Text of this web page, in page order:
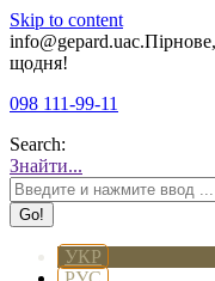
Skip to content
info@gepard.ua
щодня!
098 111-99-11
Search:
Знайти...
УКР